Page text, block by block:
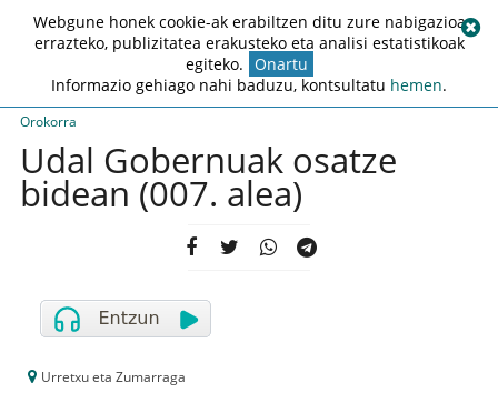
Orokorra
Udal Gobernuak osatze
bidean (007. alea)
Urretxu eta Zumarraga
Webgune honek cookie-ak erabiltzen ditu zure nabigazioa
errazteko, publizitatea erakusteko eta analisi estatistikoak
egiteko. Onartu
Informazio gehiago nahi baduzu, kontsultatu hemen.